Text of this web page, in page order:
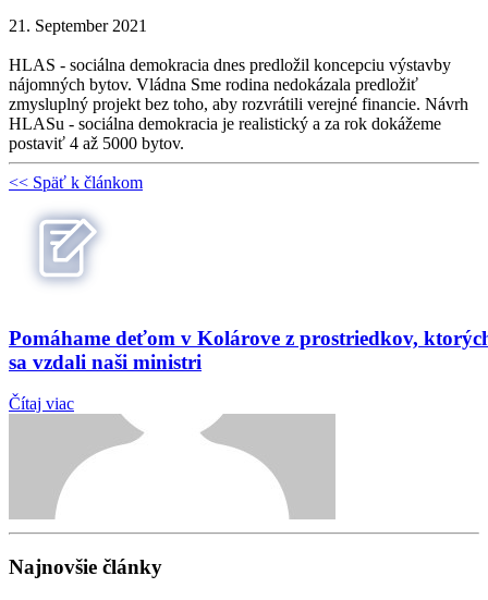
21. September 2021
HLAS - sociálna demokracia dnes predložil koncepciu výstavby
nájomných bytov. Vládna Sme rodina nedokázala predložiť
zmysluplný projekt bez toho, aby rozvrátili verejné financie. Návrh
HLASu - sociálna demokracia je realistický a za rok dokážeme
postaviť 4 až 5000 bytov.
<< Späť k článkom
Pomáhame deťom v Kolárove z prostriedkov,
sa vzdali naši ministri
Čítaj viac
Najnovšie články